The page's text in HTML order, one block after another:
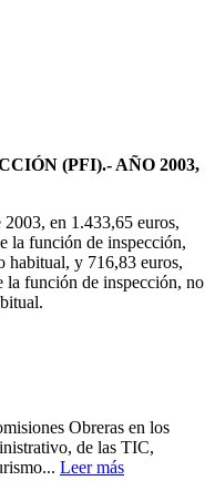
(PFI).- AÑO 2003,
en 1.433,65 euros,
la función de inspección,
habitual, y 716,83 euros,
la función de inspección, no
Obreras en los
de las TIC,
Leer más